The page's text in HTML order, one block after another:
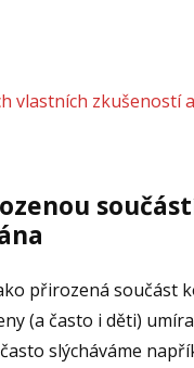
vlastních zkušeností
přirozená součást
(a často i děti)
slýcháváme